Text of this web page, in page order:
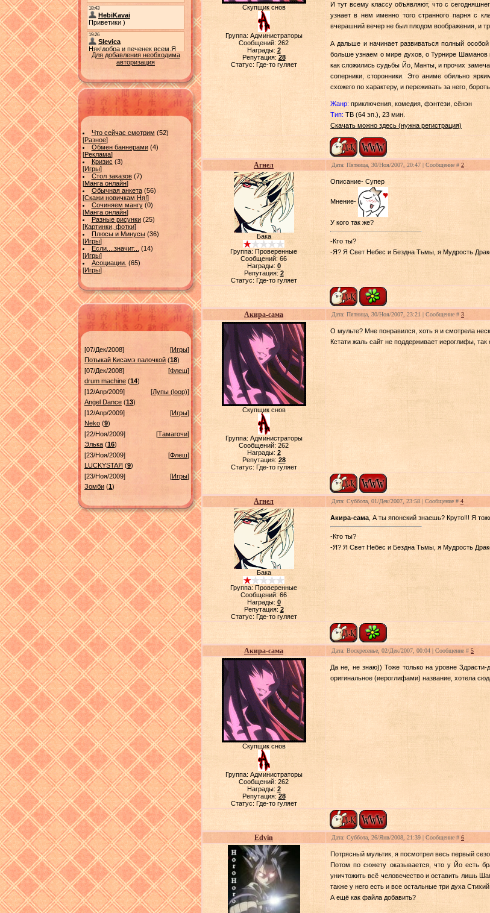
Для добавления необходима
авторизация
Что сейчас смотрим (52)
[Разное]
Обмен баннерами (4)
[Реклама]
Кризис (3)
[Игры]
Стол заказов (7)
[Манга онлайн]
Обычная анкета (56)
[Скажи новичкам Ня!]
Сочиняем мангу (0)
[Манга онлайн]
Разные рисунки (25)
[Картинки, фотки]
Плюсы и Минусы (36)
[Игры]
Если....значит...
(14)
[Игры]
Асоциации. (65)
[Игры]
[07/Дек/2008] [Игры]
Потыкай Кисамэ палочкой (18)
[07/Дек/2008]
[Флеш]
drum machine (14)
[12/Апр/2009]
[Лупы (loop)]
Angel Dance (13)
[12/Апр/2009]
[Игры]
Neko (9)
[22/Ноя/2009]
[Тамагочи]
Элька (16)
[23/Ноя/2009]
[Флеш]
LUСKYSTAЯ (9)
[23/Ноя/2009]
[Игры]
Зомби (1)
Скупщик снов
Группа: Администраторы
Сообщений: 262
Награды: 2
Репутация: 28
Статус: Где-то гуляет
И тут всему классу объявляют, что с
узнает в нем именно того странного парня с
вчерашний вечер не был плодом воображения, и
А дальше и начинает развиваться полный
больше узнаем о мире духов, о Турнире Шаманов
как сложились судьбы Йо, Манты, и прочих
соперники, сторонники. Это аниме обильно
схожего по характеру, и переживать за него,
Жанр: приключения, комедия, фэнтези, сёнэн
Тип: ТВ (64 эп.), 23 мин.
Скачать можно здесь (нужна регистрация)
Агнел Дата: Пятница, 30/Ноя/2007, 20:47 | Сообщение # 2
Бака
Группа: Проверенные
Сообщений: 66
Награды: 0
Репутация: 2
Статус: Где-то гуляет
Описание- Супер
Мнение-
У кого так же?
-Кто ты?
-Я? Я Свет Небес и Бездна Тьмы, я Мудрость
Акира-сама Дата: Пятница, 30/Ноя/2007, 23:21 | Сообщение # 3
Скупщик снов
Группа: Администраторы
Сообщений: 262
Награды: 2
Репутация: 28
Статус: Где-то гуляет
О мульте? Мне понравился, хоть я и смотрела
Кстати жаль сайт не поддерживает иероглифы,
Агнел Дата: Суббота, 01/Дек/2007, 23:58 | Сообщение # 4
Бака
Группа: Проверенные
Сообщений: 66
Награды: 0
Репутация: 2
Статус: Где-то гуляет
Акира-сама , А ты японский знаешь? Круто!!! Я
-Кто ты?
-Я? Я Свет Небес и Бездна Тьмы, я Мудрость
Акира-сама Дата: Воскресенье, 02/Дек/2007, 00:04 | Сообщение # 5
Скупщик снов
Группа: Администраторы
Сообщений: 262
Награды: 2
Репутация: 28
Статус: Где-то гуляет
Да не, не знаю)) Тоже только на уровне
оригинальное (иероглифами) название, хотела
Edvin Дата: Суббота, 26/Янв/2008, 21:39 | Сообщение # 6
Потрясный мультик, я посмотрел весь первый
Потом по сюжету оказывается, что у Йо есть
уничтожить всё человечество и оставить лишь
также у него есть и все остальные три духа
А ещё как файла добавить?